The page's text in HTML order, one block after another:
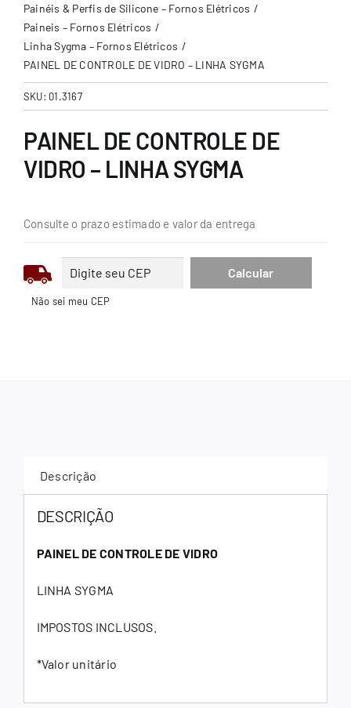
Painéis & Perfis de Silicone – Fornos Elétricos
Paineis – Fornos Elétricos
Linha Sygma – Fornos Elétricos
PAINEL DE CONTROLE DE VIDRO – LINHA SYGMA
SKU: 01.3167
PAINEL DE CONTROLE DE
VIDRO – LINHA SYGMA
Consulte o prazo estimado e valor da entrega
Não sei meu CEP
Descrição
DESCRIÇÃO
PAINEL DE CONTROLE DE VIDRO
LINHA SYGMA
IMPOSTOS INCLUSOS.
*Valor unitário